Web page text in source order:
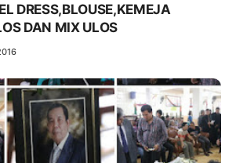
DRESS,BLOUSE,KEMEJA
DAN MIX ULOS